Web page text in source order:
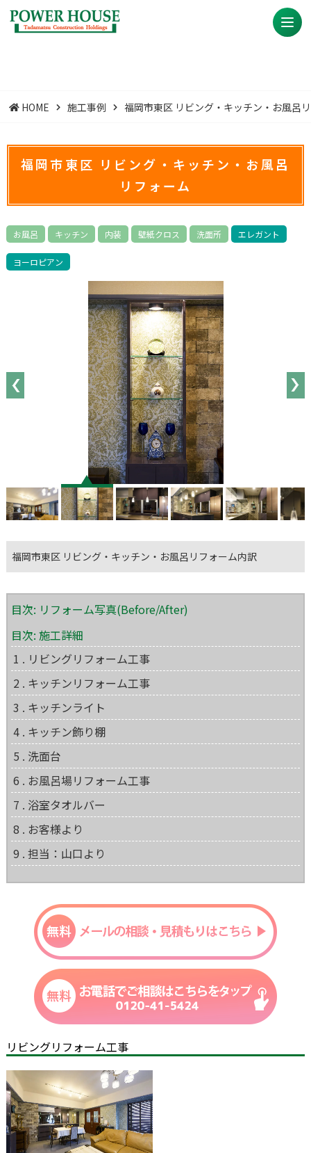
HOME 施工事例 福岡市東区 リビング・キッチン・お風呂
福岡市東区 リビング・キッチン・お風呂
リフォーム
お風呂 キッチン 内装 壁紙クロス 洗面所 エレガント
ヨーロピアン
福岡市東区 リビング・キッチン・お風呂リフォーム内訳
目次: リフォーム写真(Before/After)
目次: 施工詳細
1 . リビングリフォーム工事
2 . キッチンリフォーム工事
3 . キッチンライト
4 . キッチン飾り棚
5 . 洗面台
6 . お風呂場リフォーム工事
7 . 浴室タオルバー
8 . お客様より
9 . 担当：山口より
リビングリフォーム工事